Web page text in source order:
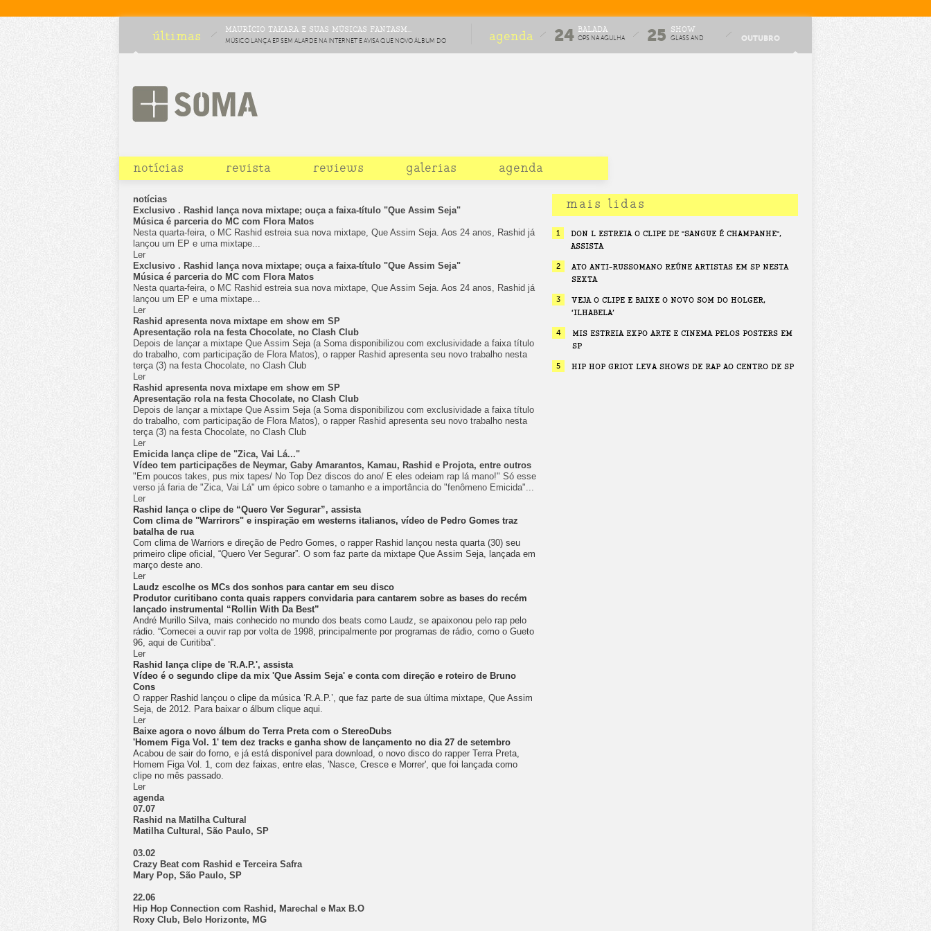
últimas MAURÍCIO TAKARA E SUAS MÚSICAS FANTASM...
MÚSICO LANÇA EP SEM ALARDE NA INTERNET E AVISA QUE NOVO ÁLBUM DO
HURTMOLD SAI EM NOVEMBRO
agenda 24 BALADA
OPS NA AGULHA
25 SHOW
GLASS AND
OUTUBRO
notícias revista reviews galerias agenda
notícias
Exclusivo . Rashid lança nova mixtape; ouça a faixa-título "Que Assim Seja"
Música é parceria do MC com Flora Matos
Nesta quarta-feira, o MC Rashid estreia sua nova mixtape, Que Assim Seja. Aos 24 anos, Rashid já
lançou um EP e uma mixtape...
Ler
Exclusivo . Rashid lança nova mixtape; ouça a faixa-título "Que Assim Seja"
Música é parceria do MC com Flora Matos
Nesta quarta-feira, o MC Rashid estreia sua nova mixtape, Que Assim Seja. Aos 24 anos, Rashid já
lançou um EP e uma mixtape...
Ler
Rashid apresenta nova mixtape em show em SP
Apresentação rola na festa Chocolate, no Clash Club
Depois de lançar a mixtape Que Assim Seja (a Soma disponibilizou com exclusividade a faixa título
do trabalho, com participação de Flora Matos), o rapper Rashid apresenta seu novo trabalho nesta
terça (3) na festa Chocolate, no Clash Club
Ler
Rashid apresenta nova mixtape em show em SP
Apresentação rola na festa Chocolate, no Clash Club
Depois de lançar a mixtape Que Assim Seja (a Soma disponibilizou com exclusividade a faixa título
do trabalho, com participação de Flora Matos), o rapper Rashid apresenta seu novo trabalho nesta
terça (3) na festa Chocolate, no Clash Club
Ler
Emicida lança clipe de "Zica, Vai Lá..."
Vídeo tem participações de Neymar, Gaby Amarantos, Kamau, Rashid e Projota, entre outros
"Em poucos takes, pus mix tapes/ No Top Dez discos do ano/ E eles odeiam rap lá mano!" Só esse
verso já faria de "Zica, Vai Lá" um épico sobre o tamanho e a importância do "fenômeno Emicida"...
Ler
Rashid lança o clipe de “Quero Ver Segurar”, assista
Com clima de "Warrirors" e inspiração em westerns italianos, vídeo de Pedro Gomes traz
batalha de rua
Com clima de Warriors e direção de Pedro Gomes, o rapper Rashid lançou nesta quarta (30) seu
primeiro clipe oficial, “Quero Ver Segurar”. O som faz parte da mixtape Que Assim Seja, lançada em
março deste ano.
Ler
Laudz escolhe os MCs dos sonhos para cantar em seu disco
Produtor curitibano conta quais rappers convidaria para cantarem sobre as bases do recém
lançado instrumental “Rollin With Da Best”
André Murillo Silva, mais conhecido no mundo dos beats como Laudz, se apaixonou pelo rap pelo
rádio. “Comecei a ouvir rap por volta de 1998, principalmente por programas de rádio, como o Gueto
96, aqui de Curitiba”.
Ler
Rashid lança clipe de 'R.A.P.', assista
Vídeo é o segundo clipe da mix 'Que Assim Seja' e conta com direção e roteiro de Bruno
Cons
O rapper Rashid lançou o clipe da música ‘R.A.P.’, que faz parte de sua última mixtape, Que Assim
Seja, de 2012. Para baixar o álbum clique aqui.
Ler
Baixe agora o novo álbum do Terra Preta com o StereoDubs
'Homem Figa Vol. 1' tem dez tracks e ganha show de lançamento no dia 27 de setembro
Acabou de sair do forno, e já está disponível para download, o novo disco do rapper Terra Preta,
Homem Figa Vol. 1, com dez faixas, entre elas, 'Nasce, Cresce e Morrer', que foi lançada como
clipe no mês passado.
Ler
agenda
07.07
Rashid na Matilha Cultural
Matilha Cultural, São Paulo, SP
03.02
Crazy Beat com Rashid e Terceira Safra
Mary Pop, São Paulo, SP
22.06
Hip Hop Connection com Rashid, Marechal e Max B.O
Roxy Club, Belo Horizonte, MG
mais lidas
1
DON L ESTREIA O CLIPE DE "SANGUE É CHAMPANHE",
ASSISTA
2
ATO ANTI-RUSSOMANO REÚNE ARTISTAS EM SP NESTA
SEXTA
3
VEJA O CLIPE E BAIXE O NOVO SOM DO HOLGER,
‘ILHABELA’
4
MIS ESTREIA EXPO ARTE E CINEMA PELOS POSTERS EM
SP
5 HIP HOP GRIOT LEVA SHOWS DE RAP AO CENTRO DE SP